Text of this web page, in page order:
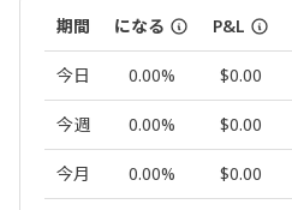
期間 になる P&L
今日 0.00% $0.00
今週 0.00% $0.00
今月 0.00% $0.00